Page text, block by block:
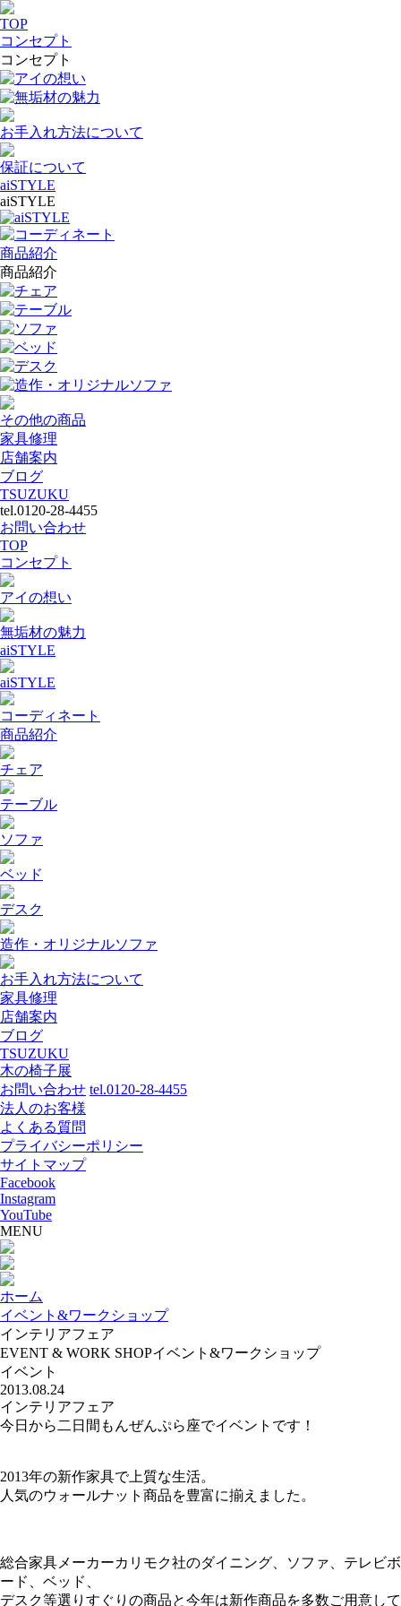
TOP
コンセプト
コンセプト
アイの想い
無垢材の魅力
お手入れ方法について
保証について
aiSTYLE
aiSTYLE
aiSTYLE
コーディネート
商品紹介
商品紹介
チェア
テーブル
ソファ
ベッド
デスク
造作・オリジナルソファ
その他の商品
家具修理
店舗案内
ブログ
TSUZUKU
tel.0120-28-4455
お問い合わせ
TOP
コンセプト
アイの想い
無垢材の魅力
aiSTYLE
aiSTYLE
コーディネート
商品紹介
チェア
テーブル
ソファ
ベッド
デスク
造作・オリジナルソファ
お手入れ方法について
家具修理
店舗案内
ブログ
TSUZUKU
木の椅子展
お問い合わせ tel.0120-28-4455
法人のお客様
よくある質問
プライバシーポリシー
サイトマップ
Facebook
Instagram
YouTube
MENU
ホーム
イベント&ワークショップ
インテリアフェア
EVENT & WORK SHOPイベント&ワークショップ
イベント
2013.08.24
インテリアフェア
今日から二日間もんぜんぷら座でイベントです！
2013年の新作家具で上質な生活。
人気のウォールナット商品を豊富に揃えました。
総合家具メーカーカリモク社のダイニング、ソファ、テレビボ
ード、ベッド、
デスク等選りすぐりの商品と今年は新作商品を多数ご用意して